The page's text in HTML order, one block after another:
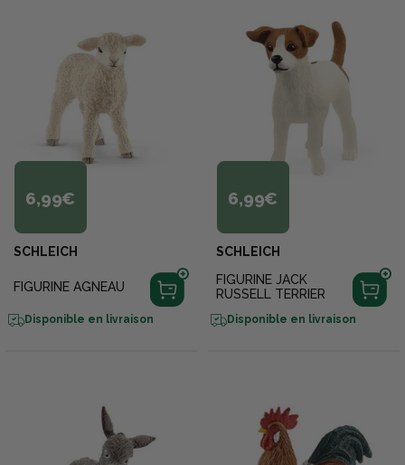
6,99€
SCHLEICH
FIGURINE AGNEAU
Disponible en livraison
6,99€
SCHLEICH
FIGURINE JACK
RUSSELL TERRIER
Disponible en livraison